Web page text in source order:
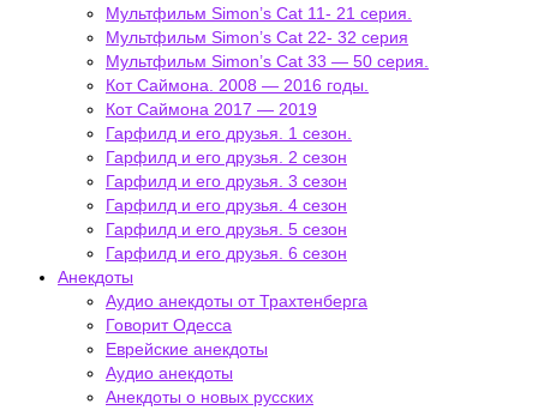
Мультфильм Simon’s Cat 11- 21 серия.
Мультфильм Simon’s Cat 22- 32 серия
Мультфильм Simon’s Cat 33 — 50 серия.
Кот Саймона. 2008 — 2016 годы.
Кот Саймона 2017 — 2019
Гарфилд и его друзья. 1 сезон.
Гарфилд и его друзья. 2 сезон
Гарфилд и его друзья. 3 сезон
Гарфилд и его друзья. 4 сезон
Гарфилд и его друзья. 5 сезон
Гарфилд и его друзья. 6 сезон
Анекдоты
Аудио анекдоты от Трахтенберга
Говорит Одесса
Еврейские анекдоты
Аудио анекдоты
Анекдоты о новых русских